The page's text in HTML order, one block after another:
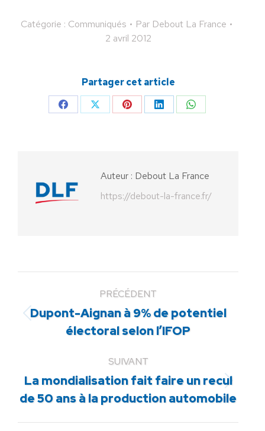
Catégorie : Communiqués Par Debout La France
2 avril 2012
Partager cet article
PartagerPartagerPartagerPartagerPartager
Auteur : Debout La France
https://debout-la-france.fr/
PRÉCÉDENT
Article
précédent
Dupont-Aignan à 9% de potentiel
électoral selon l’IFOP
SUIVANT
Article
suivant
La mondialisation fait faire un recul
de 50 ans à la production automobile